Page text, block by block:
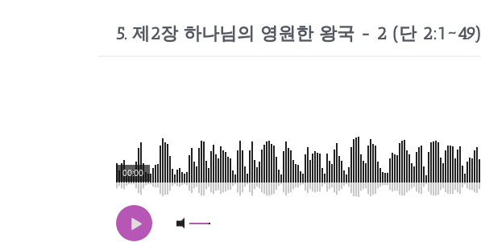
5. 제2장 하나님의 영원한 왕국 - 2 (단 2:1~49)
00:00